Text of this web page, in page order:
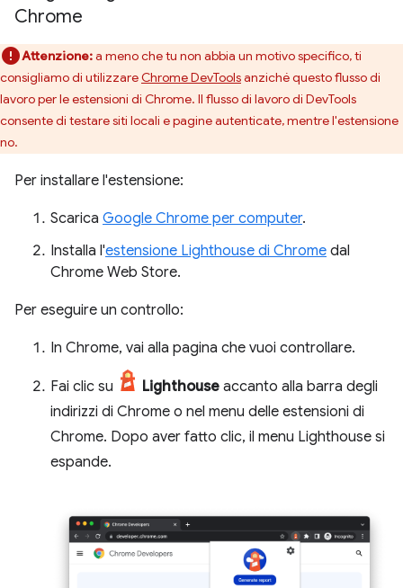
Chrome
Attenzione:a meno che tu non abbia un motivo specifico, ti
consigliamo di utilizzareChrome DevToolsanziché questo flusso di
lavoro per le estensioni di Chrome. Il flusso di lavoro di DevTools
consente di testare siti locali e pagine autenticate, mentre l'estensione
no.
Per installare l'estensione:
Scarica Google Chrome per computer.
Installa l'estensione Lighthouse di Chrome dal
Chrome Web Store.
Per eseguire un controllo:
In Chrome, vai alla pagina che vuoi controllare.
Fai clic su Lighthouse accanto alla barra degli
indirizzi di Chrome o nel menu delle estensioni di
Chrome. Dopo aver fatto clic, il menu Lighthouse si
espande.